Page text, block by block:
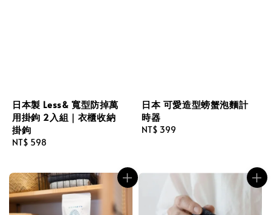
日本製 Less& 寬型防掉萬
用掛鉤 2入組｜衣櫃收納
掛鉤
Regular
NT$ 598
日本 可愛造型螃蟹泡麵計
時器
Regular
NT$ 399